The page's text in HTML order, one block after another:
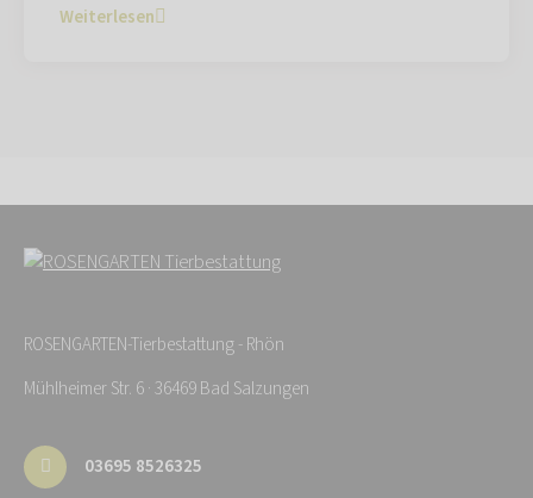
Weiterlesen
ROSENGARTEN-Tierbestattung - Rhön
Mühlheimer Str. 6 · 36469 Bad Salzungen
03695 8526325